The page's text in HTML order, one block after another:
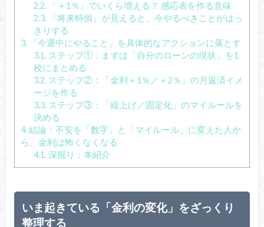
2.2.「＋1％」でいくら増える？ 感応表を作る意味
2.3.「将来特損」が見えると、今やるべきことがはっ
きりする
3.「今週中にやること」を具体的なアクションに落とす
3.1.ステップ①：まずは「自分のローンの現状」を1
枚にまとめる
3.2.ステップ②：「金利＋1％／＋2％」の月返済イメ
ージを作る
3.3.ステップ③：「繰上げ／固定化」のマイルールを
決める
4.結論：不安を「数字」と「マイルール」に変えた人か
ら、金利は怖くなくなる
4.1.深掘り：本紹介
いま起きている「金利の変化」をざっくり
整理する